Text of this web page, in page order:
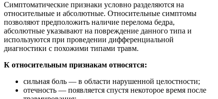
Симптоматические признаки условно разделяются на
относительные и абсолютные. Относительные симптомы
позволяют предположить наличие перелома бедра,
абсолютные указывают на повреждение данного типа и
используются при проведении дифференциальной
диагностики с похожими типами травм.
К относительным признакам относятся:
сильная боль — в области нарушенной целостности;
отечность — появляется спустя некоторое время после